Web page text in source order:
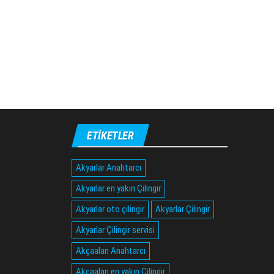
ETIKETLER
Akyarlar Anahtarcı
Akyarlar en yakın Çilingir
Akyarlar oto çilingir
Akyarlar Çilingir
Akyarlar Çilingir servisi
Akçaalan Anahtarcı
Akçaalan en yakın Çilingir